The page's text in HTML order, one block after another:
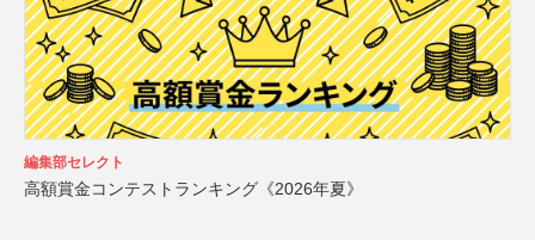
編集部セレクト
高額賞金コンテストランキング《2026年夏》